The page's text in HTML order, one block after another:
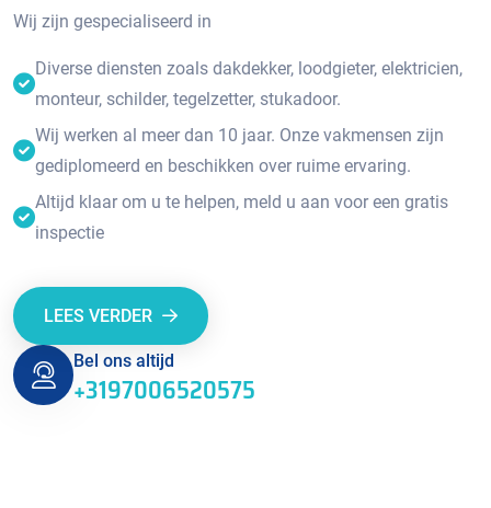
Wij zijn gespecialiseerd in
Diverse diensten zoals dakdekker, loodgieter, elektricien,
monteur, schilder, tegelzetter, stukadoor.
Wij werken al meer dan 10 jaar. Onze vakmensen zijn
gediplomeerd en beschikken over ruime ervaring.
Altijd klaar om u te helpen, meld u aan voor een gratis
inspectie
LEES VERDER
Bel ons altijd
+3197006520575